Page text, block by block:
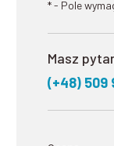
*- Pole
Masz
(+48) 509